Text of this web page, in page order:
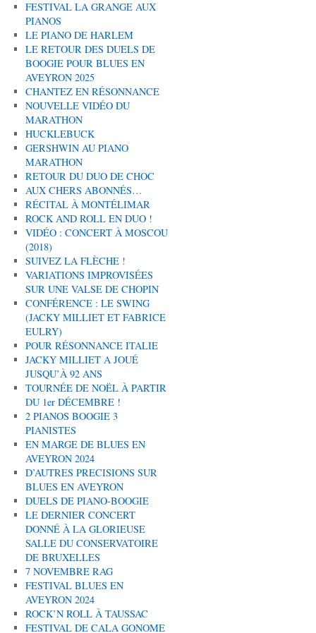
FESTIVAL LA GRANGE AUX
PIANOS
LE PIANO DE HARLEM
LE RETOUR DES DUELS DE
BOOGIE POUR BLUES EN
AVEYRON 2025
CHANTEZ EN RÉSONNANCE
NOUVELLE VIDÉO DU
MARATHON
HUCKLEBUCK
GERSHWIN AU PIANO
MARATHON
RETOUR DU DUO DE CHOC
AUX CHERS ABONNÉS…
RÉCITAL À MONTÉLIMAR
ROCK AND ROLL EN DUO !
VIDÉO : CONCERT À MOSCOU
(2018)
SUIVEZ LA FLÈCHE !
VARIATIONS IMPROVISÉES
SUR UNE VALSE DE CHOPIN
CONFÉRENCE : LE SWING
(JACKY MILLIET ET FABRICE
EULRY)
POUR RÉSONNANCE ITALIE
JACKY MILLIET A JOUÉ
JUSQU’À 92 ANS
TOURNÉE DE NOËL À PARTIR
DU 1er DÉCEMBRE !
2 PIANOS BOOGIE 3
PIANISTES
EN MARGE DE BLUES EN
AVEYRON 2024
D’AUTRES PRECISIONS SUR
BLUES EN AVEYRON
DUELS DE PIANO-BOOGIE
LE DERNIER CONCERT
DONNÉ À LA GLORIEUSE
SALLE DU CONSERVATOIRE
DE BRUXELLES
7 NOVEMBRE RAG
FESTIVAL BLUES EN
AVEYRON 2024
ROCK’N ROLL À TAUSSAC
FESTIVAL DE CALA GONOME